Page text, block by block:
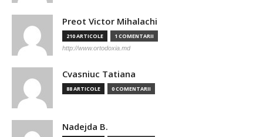
Preot Victor Mihalachi
210 ARTICOLE 1 COMENTARII
http://www.ortodoxia.md
Cvasniuc Tatiana
88 ARTICOLE 0 COMENTARII
Nadejda B.